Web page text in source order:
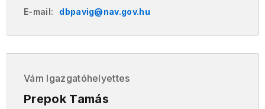
E-mail:
dbpavig@nav.gov.hu
Vám Igazgatóhelyettes
Prepok Tamás